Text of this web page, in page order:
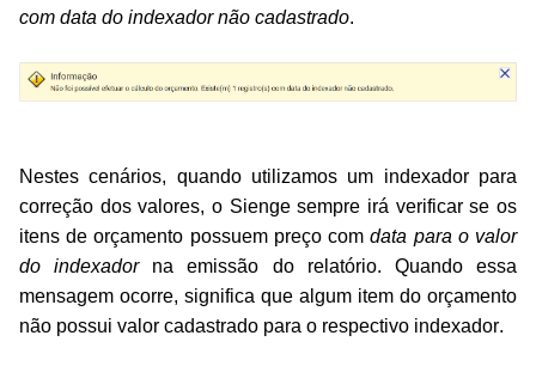
com data do indexador não cadastrado.
Nestes cenários, quando utilizamos um indexador para
correção dos valores, o Sienge sempre irá verificar se os
itens de orçamento possuem preço com data para o valor
do indexadorna emissão do relatório. Quando essa
mensagem ocorre, significa que algum item do orçamento
não possui valor cadastrado para o respectivo indexador.